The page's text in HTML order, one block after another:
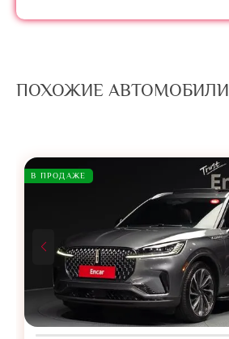
ПОХОЖИЕ АВТОМОБИЛИ
В ПРОДАЖЕ